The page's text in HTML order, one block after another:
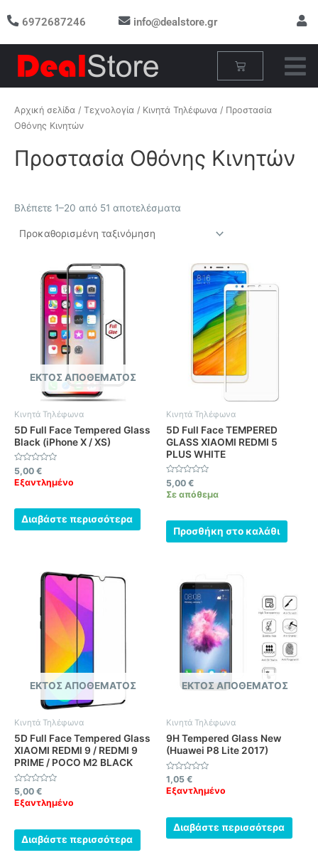
στο 6972687246 info@dealstore.gr
Cart
Αρχική σελίδα / Τεχνολογία / Κινητά Τηλέφωνα / Προστασία
Οθόνης Κινητών
Προστασία Οθόνης Κινητών
Βλέπετε 1–20 από 51 αποτελέσματα
ΕΚΤΌΣ ΑΠΟΘΈΜΑΤΟΣ
Κινητά Τηλέφωνα
5D Full Face Tempered Glass
Black (iPhone X / XS)
Βαθμολογήθηκε
με
0
5,00 €
Εξαντλημένο
Διαβάστε περισσότερα
Κινητά Τηλέφωνα
5D Full Face TEMPERED
GLASS XIAOMI REDMI 5
PLUS WHITE
Βαθμολογήθηκε
με
0
5,00 €
Σε απόθεμα
Προσθήκη στο καλάθι
ΕΚΤΌΣ ΑΠΟΘΈΜΑΤΟΣ
Κινητά Τηλέφωνα
5D Full Face Tempered Glass
XIAOMI REDMI 9 / REDMI 9
PRIME / POCO M2 BLACK
Βαθμολογήθηκε
με
0
5,00 €
Εξαντλημένο
Διαβάστε περισσότερα
ΕΚΤΌΣ ΑΠΟΘΈΜΑΤΟΣ
Κινητά Τηλέφωνα
9H Tempered Glass New
(Huawei P8 Lite 2017)
Βαθμολογήθηκε
με
0
1,05 €
Εξαντλημένο
Διαβάστε περισσότερα